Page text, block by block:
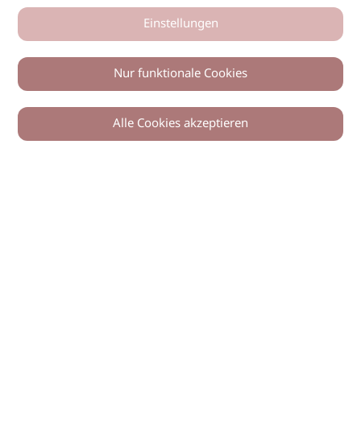
Einstellungen
Nur funktionale Cookies
Alle Cookies akzeptieren